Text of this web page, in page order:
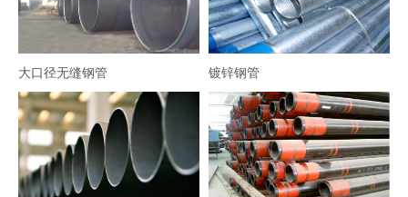
大口径无缝钢管 镀锌钢管